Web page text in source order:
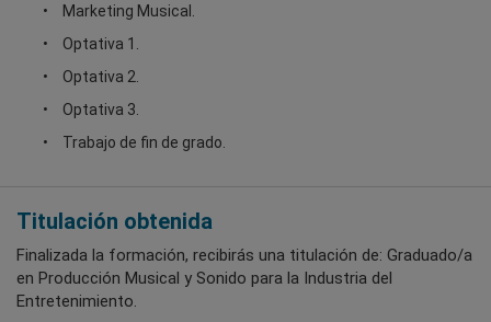
Marketing Musical.
Optativa 1.
Optativa 2.
Optativa 3.
Trabajo de fin de grado.
Titulación obtenida
Finalizada la formación, recibirás una titulación de: Graduado/a
en Producción Musical y Sonido para la Industria del
Entretenimiento.